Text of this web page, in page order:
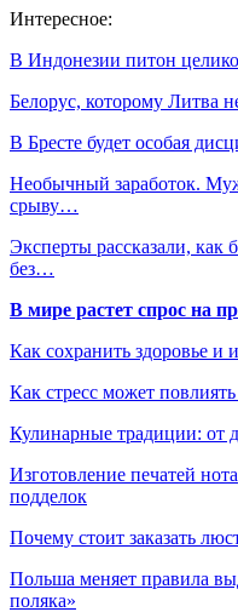
Интересное:
В Индонезии питон
Белорус, которому Литва
В Бресте будет особая
Необычный заработок.
срыву…
Эксперты рассказали, как
без…
В мире растет спрос на
Как сохранить здоровье и
Как стресс может
Кулинарные традиции: от
Изготовление печатей
подделок
Почему стоит заказать
Польша меняет правила
поляка»